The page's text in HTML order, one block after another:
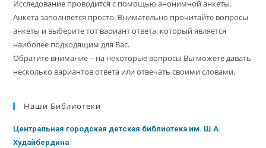
Исследование проводится с помощью анонимной анкеты.
Анкета заполняется просто. Внимательно прочитайте вопросы
анкеты и выберите тот вариант ответа, который является
наиболее подходящим для Вас.
Обратите внимание – на некоторые вопросы Вы можете давать
несколько вариантов ответа или отвечать своими словами.
Наши Библиотеки
Центральная городская детская библиотека им. Ш.А.
Худайбердина